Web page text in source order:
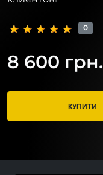
0
8 600 грн.
КУПИТИ